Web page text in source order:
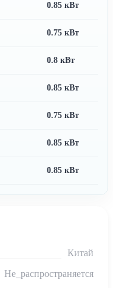
0.85 кВт
0.75 кВт
0.8 кВт
0.85 кВт
0.75 кВт
0.85 кВт
0.85 кВт
Китай
Не_распространяется